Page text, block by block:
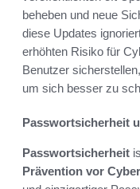
beheben und neue
diese Updates
erhöhten Risiko für
Benutzer
um sich besser zu
Passwortsicherheit
Passwortsicherheit
Prävention vor